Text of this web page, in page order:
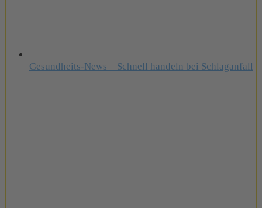
Gesundheits-News – Schnell handeln bei Schlaganfall